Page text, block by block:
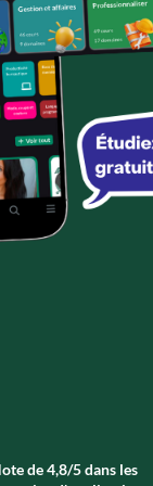
de 4,8/5 dans les